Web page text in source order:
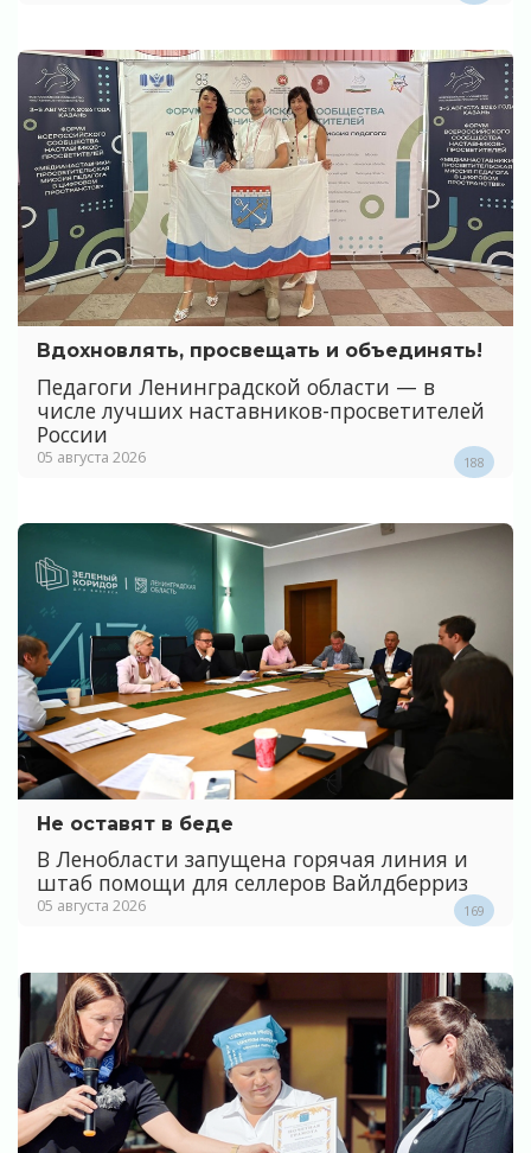
Вдохновлять, просвещать и объединять!
Педагоги Ленинградской области — в
числе лучших наставников-просветителей
России
05 августа 2026 188
Не оставят в беде
В Ленобласти запущена горячая линия и
штаб помощи для селлеров Вайлдберриз
05 августа 2026 169